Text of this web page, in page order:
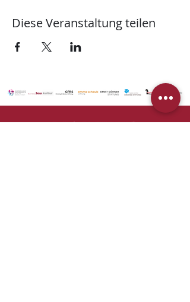
Diese Veranstaltung teilen